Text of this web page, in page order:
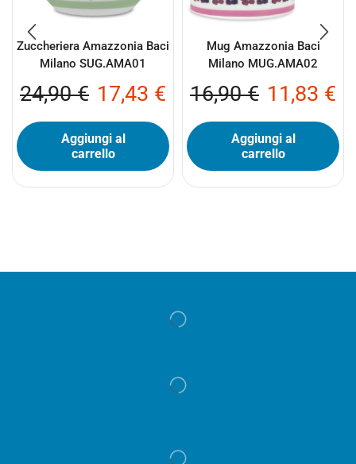
Zuccheriera Amazzonia Baci
Milano SUG.AMA01
24,90€ 17,43 €
Aggiungi al
carrello
Mug Amazzonia Baci
Milano MUG.AMA02
16,90€ 11,83 €
Aggiungi al
carrello